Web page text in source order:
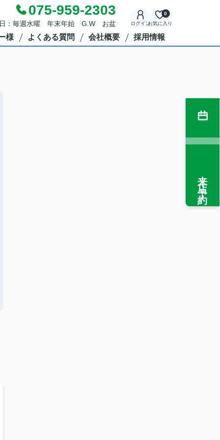
075-959-2303
：毎週水曜 年末年始 G.W お盆 ログインお気に入り
0
様 よくある質問 会社概要 採用情報
来店予約